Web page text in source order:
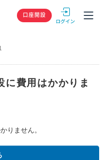
GMOクリック
口座開設
に費用はかかりま
りません。